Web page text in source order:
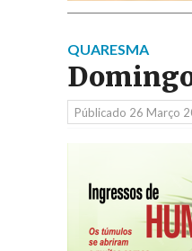
QUARESMA
Públicado 26 Março